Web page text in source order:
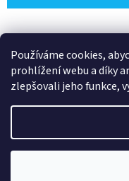
Používáme cookies,
prohlížení webu a díky
zlepšovali jeho funkce,
Copyright 2026